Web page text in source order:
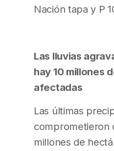
Nación tapa y P
Las lluvias
hay 10 millones
afectadas
Las últimas
comprometieron
millones de